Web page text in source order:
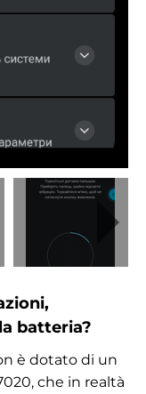
batteria?
è dotato di un
che in realtà